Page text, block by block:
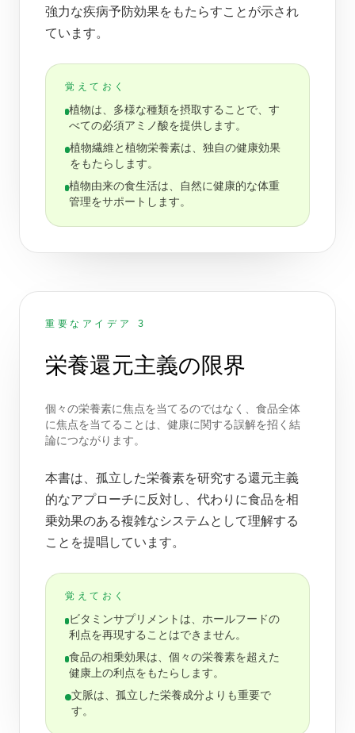
強力な疾病予防効果をもたらすことが示され
ています。
覚えておく
植物は、多様な種類を摂取することで、す
べての必須アミノ酸を提供します。
植物繊維と植物栄養素は、独自の健康効果
をもたらします。
植物由来の食生活は、自然に健康的な体重
管理をサポートします。
重要なアイデア 3
栄養還元主義の限界
個々の栄養素に焦点を当てるのではなく、食品全体
に焦点を当てることは、健康に関する誤解を招く結
論につながります。
本書は、孤立した栄養素を研究する還元主義
的なアプローチに反対し、代わりに食品を相
乗効果のある複雑なシステムとして理解する
ことを提唱しています。
覚えておく
ビタミンサプリメントは、ホールフードの
利点を再現することはできません。
食品の相乗効果は、個々の栄養素を超えた
健康上の利点をもたらします。
文脈は、孤立した栄養成分よりも重要で
す。